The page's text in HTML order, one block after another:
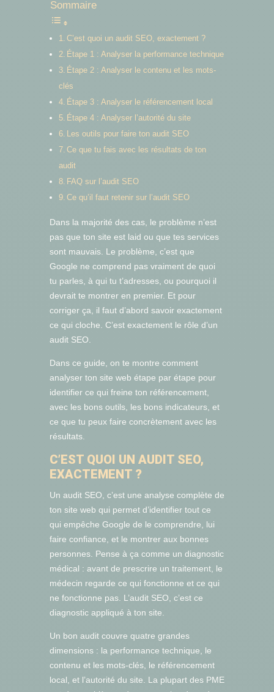
Sommaire
C’est quoi un audit SEO, exactement ?
Étape 1 : Analyser la performance technique
Étape 2 : Analyser le contenu et les mots-
clés
Étape 3 : Analyser le référencement local
Étape 4 : Analyser l’autorité du site
Les outils pour faire ton audit SEO
Ce que tu fais avec les résultats de ton
audit
FAQ sur l’audit SEO
Ce qu’il faut retenir sur l’audit SEO
Dans la majorité des cas, le problème n’est
pas que ton site est laid ou que tes services
sont mauvais. Le problème, c’est que
Google ne comprend pas vraiment de quoi
tu parles, à qui tu t’adresses, ou pourquoi il
devrait te montrer en premier. Et pour
corriger ça, il faut d’abord savoir exactement
ce qui cloche. C’est exactement le rôle d’un
audit SEO.
Dans ce guide, on te montre comment
analyser ton site web étape par étape pour
identifier ce qui freine ton référencement,
avec les bons outils, les bons indicateurs, et
ce que tu peux faire concrètement avec les
résultats.
C’EST QUOI UN AUDIT SEO,
EXACTEMENT ?
Un audit SEO, c’est une analyse complète de
ton site web qui permet d’identifier tout ce
qui empêche Google de le comprendre, lui
faire confiance, et le montrer aux bonnes
personnes. Pense à ça comme un diagnostic
médical : avant de prescrire un traitement, le
médecin regarde ce qui fonctionne et ce qui
ne fonctionne pas. L’audit SEO, c’est ce
diagnostic appliqué à ton site.
Un bon audit couvre quatre grandes
dimensions : la performance technique, le
contenu et les mots-clés, le référencement
local, et l’autorité du site. La plupart des PME